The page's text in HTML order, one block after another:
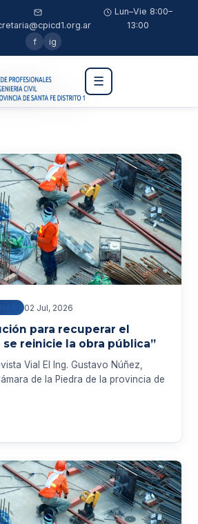
Lun–Vie 8:00–
13:00
f
ig
☰
02 Jul, 2026
para recuperar el
reinicie la obra pública”
Vial El Ing. Gustavo Núñez,
de la Piedra de la provincia de